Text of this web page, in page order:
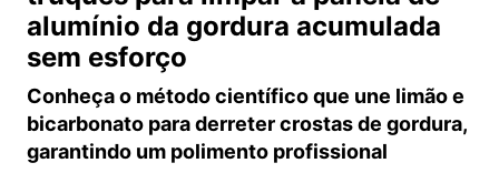
alumínio da gordura acumulada
sem esforço
Conheça o método científico que une limão e
bicarbonato para derreter crostas de gordura,
garantindo um polimento profissional